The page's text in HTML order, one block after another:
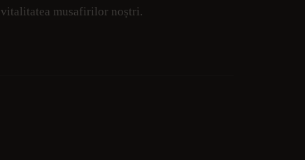
vitalitatea musafirilor noștri.